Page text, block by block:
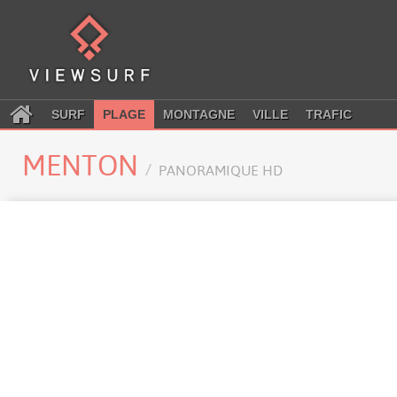
SURF PLAGE MONTAGNE VILLE TRAFIC
MENTON PANORAMIQUE HD